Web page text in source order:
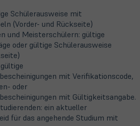
Schülerausweise mit
(Vorder- und Rückseite)
und Meisterschülern: gültige
oder gültige Schülerausweise
mit Verifikationscode,
oder
mit Gültigkeitsangabe.
ein aktueller
für das angehende Studium mit